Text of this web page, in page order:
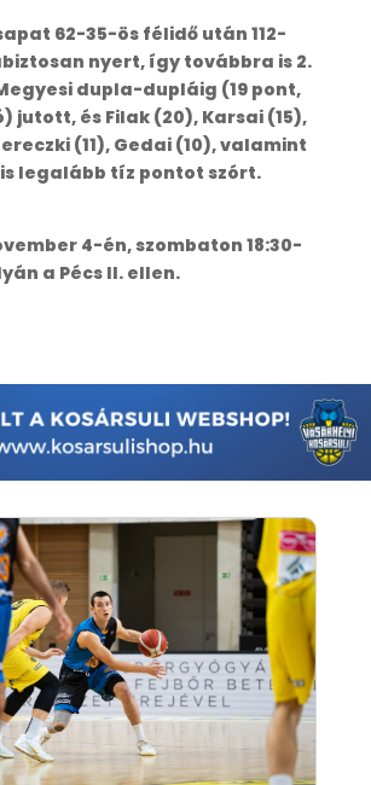
62-35-ös félidő után 112-
nyert, így továbbra is 2.
dupla-dupláig (19 pont,
jutott, és Filak (20), Karsai (15),
(11), Gedai (10), valamint
is legalább tíz pontot szórt.
4-én, szombaton 18:30-
a Pécs II. ellen.